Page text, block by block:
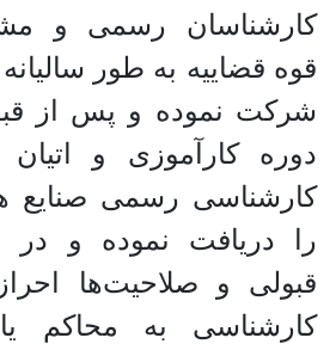
کارشناسان رسمی و
قوه قضاییه به طور
شرکت نموده و پس از
دوره کارآموزی و اتیان
کارشناسی رسمی صنایع
را دریافت نموده و
قبولی و صلاحیت‌ها
کارشناسی به محاکم